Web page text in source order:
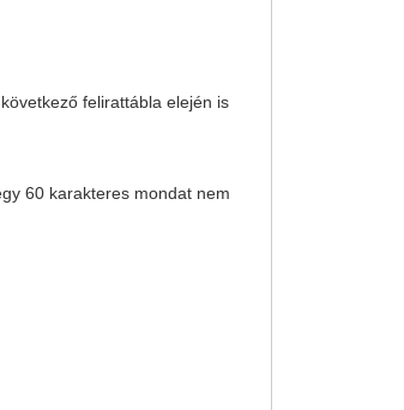
felirattábla elején is
60 karakteres mondat nem